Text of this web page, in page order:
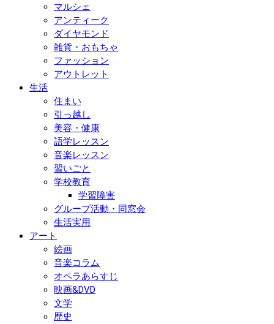
マルシェ
アンティーク
ダイヤモンド
雑貨・おもちゃ
ファッション
アウトレット
生活
住まい
引っ越し
美容・健康
語学レッスン
音楽レッスン
習いごと
学校教育
学習障害
グループ活動・同窓会
生活実用
アート
絵画
音楽コラム
オペラあらすじ
映画&DVD
文学
歴史